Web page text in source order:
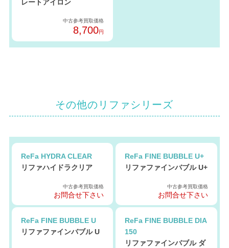
レートアイロン
中古参考買取価格
8,700円
その他のリファシリーズ
ReFa HYDRA CLEAR
リファハイドラクリア
中古参考買取価格
お問合せ下さい
ReFa FINE BUBBLE U+
リファファインバブル U+
中古参考買取価格
お問合せ下さい
ReFa FINE BUBBLE U
リファファインバブル U
ReFa FINE BUBBLE DIA
150
リファファインバブル ダ